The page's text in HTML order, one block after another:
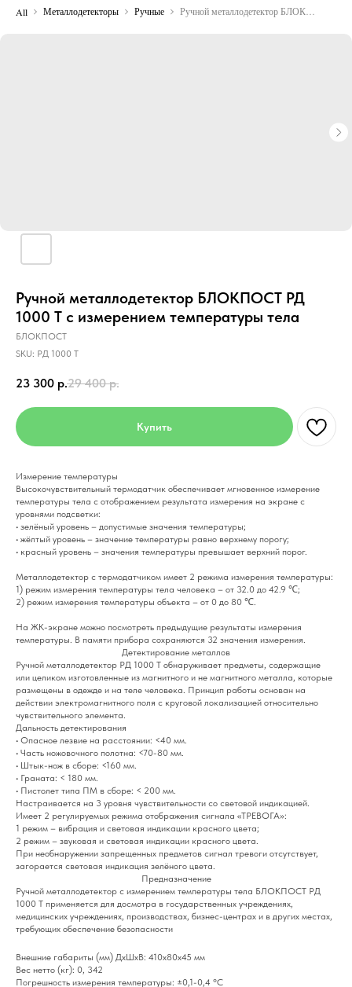
All Металлодетекторы Ручные
Ручной металлодетектор БЛОКПОСТ РД
1000 Т с измерением температуры тела
БЛОКПОСТ
SKU: РД 1000 Т
23 300 р.29 400 р.
Купить
Измерение температуры
Высокочувствительный термодатчик обеспечивает мгновенное измерение
температуры тела с отображением результата измерения на экране с
уровнями подсветки:
• зелёный уровень – допустимые значения температуры;
• жёлтый уровень – значение температуры равно верхнему порогу;
• красный уровень – значения температуры превышает верхний порог.
Металлодетектор с термодатчиком имеет 2 режима измерения температуры:
1) режим измерения температуры тела человека – от 32.0 до 42.9 ℃;
2) режим измерения температуры объекта – от 0 до 80 ℃.
На ЖК-экране можно посмотреть предыдущие результаты измерения
температуры. В памяти прибора сохраняются 32 значения измерения.
Детектирование металлов
Ручной металлодетектор РД 1000 Т обнаруживает предметы, содержащие
или целиком изготовленные из магнитного и не магнитного металла, которые
размещены в одежде и на теле человека. Принцип работы основан на
действии электромагнитного поля с круговой локализацией относительно
чувствительного элемента.
Дальность детектирования
• Опасное лезвие на расстоянии: <40 мм.
• Часть ножовочного полотна: <70-80 мм.
• Штык-нож в сборе: <160 мм.
• Граната: < 180 мм.
• Пистолет типа ПМ в сборе: < 200 мм.
Настраивается на 3 уровня чувствительности со световой индикацией.
Имеет 2 регулируемых режима отображения сигнала «ТРЕВОГА»:
1 режим – вибрация и световая индикации красного цвета;
2 режим – звуковая и световая индикации красного цвета.
При необнаружении запрещенных предметов сигнал тревоги отсутствует,
загорается световая индикация зелёного цвета.
Предназначение
Ручной металлодетектор с измерением температуры тела БЛОКПОСТ РД
1000 Т применяется для досмотра в государственных учреждениях,
медицинских учреждениях, производствах, бизнес-центрах и в других местах,
требующих обеспечение безопасности
Внешние габариты (мм) ДхШхВ: 410x80x45 мм
Вес нетто (кг): 0, 342
Погрешность измерения температуры: ±0,1-0,4 °C